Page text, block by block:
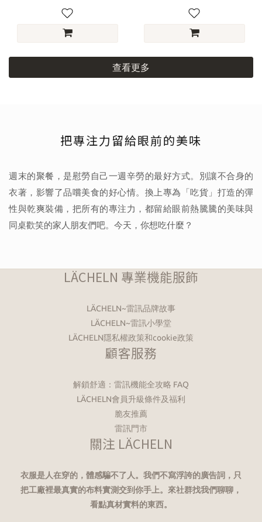
查看更多
把專注力留給眼前的美味
週末的聚餐，是慰勞自己一週辛勞的最好方式。別讓不合身的
衣著，影響了品嚐美食的好心情。換上專為「吃貨」打造的彈
性與乾爽裝備，把所有的專注力，都留給眼前熱騰騰的美味與
同桌歡笑的家人朋友們吧。今天，你想吃什麼？
LÄCHELN 專業機能服飾
LÄCHELN~雷訊品牌故事
LÄCHELN~雷訊小學堂
LÄCHELN隱私權政策和cookie政策
顧客服務
解鎖舒適：雷訊機能全攻略 FAQ
LÄCHELN會員升級條件及福利
脆友推薦
雷訊門市
關注 LÄCHELN
衣服是人在穿的，體感騙不了人。我們不寫浮誇的廣告詞，只
把工廠裡最真實的布料實測交到你手上。來社群找我們聊聊，
看點真材實料的東西。